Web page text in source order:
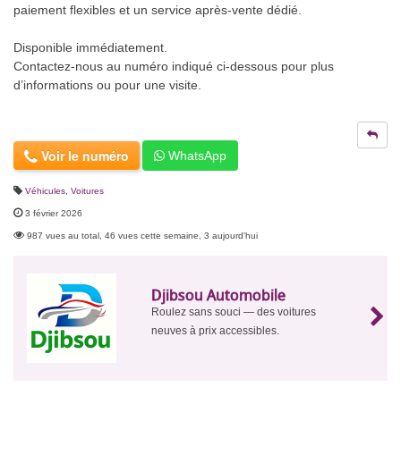
paiement flexibles et un service après-vente dédié.
Disponible immédiatement.
Contactez-nous au numéro indiqué ci-dessous pour plus
d’informations ou pour une visite.
Voir le numéro WhatsApp
Véhicules Voitures
3 février 2026
987 vues au total, 46 vues cette semaine, 3 aujourd'hui
Djibsou Automobile
Roulez sans souci — des voitures
neuves à prix accessibles.